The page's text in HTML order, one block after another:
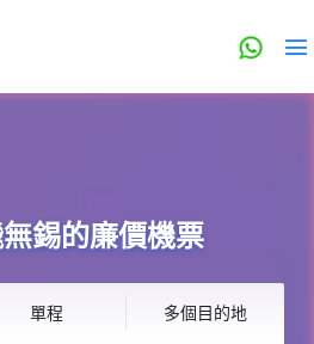
錫的廉價機票
單程 多個目的地